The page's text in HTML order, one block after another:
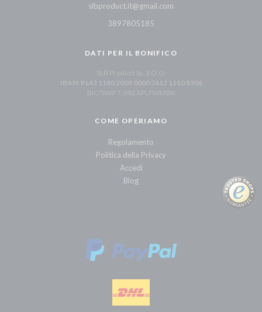
slbproduct.it@gmail.com
3897805185
DATI PER IL BONIFICO
SLB Product Sp. Z O.O.
IBAN: PL42 1140 2004 0000 3612 1210 8306
BIC/SWIFT: BREXPLPWMBK
COME OPERIAMO
Regolamento
Politica della Privacy
Accedi
Blog